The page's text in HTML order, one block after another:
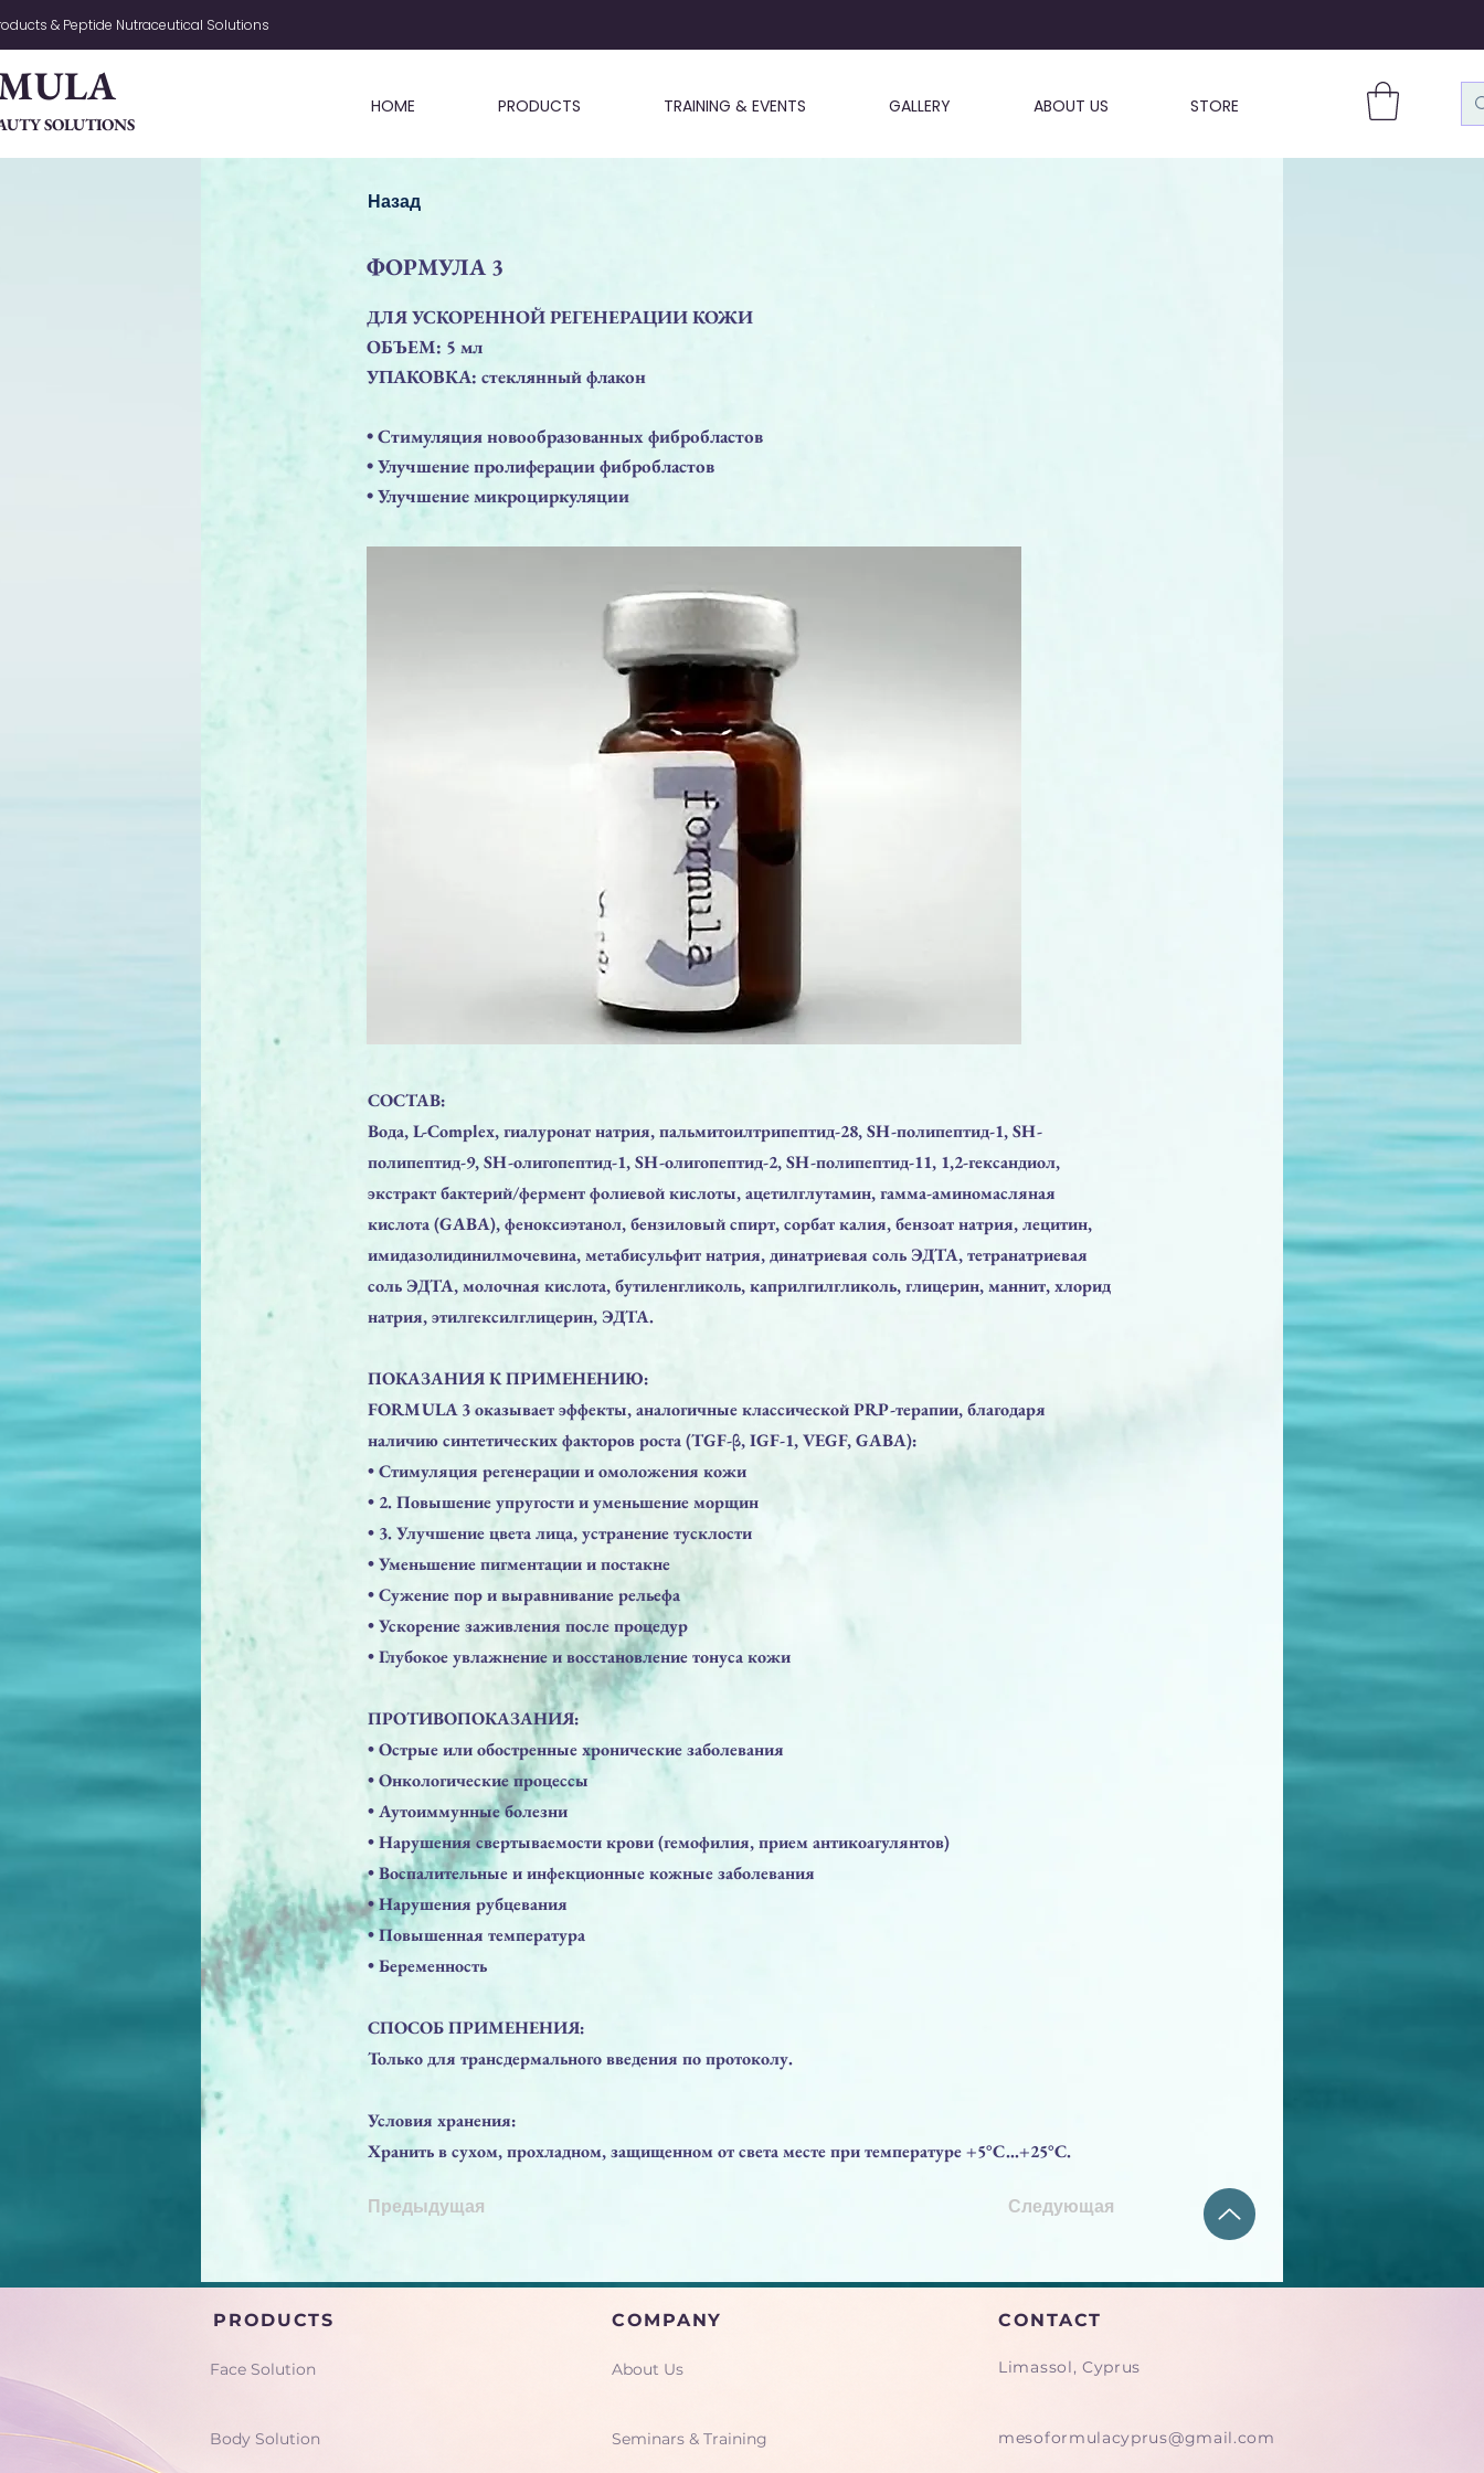
& Peptide Nutraceutical Solutions
SOLUTIONS
HOME PRODUCTS TRAINING & EVENTS GALLERY ABOUT US STORE
Назад
ФОРМУЛА 3
ДЛЯ УСКОРЕННОЙ РЕГЕНЕРАЦИИ КОЖИ
ОБЪЕМ: 5 мл
УПАКОВКА: стеклянный флакон
• Стимуляция новообразованных фибробластов
• Улучшение пролиферации фибробластов
• Улучшение микроциркуляции
СОСТАВ:
Вода, L-Complex, гиалуронат натрия, пальмитоилтрипептид-28, SH-полипептид-1, SH-
полипептид-9, SH-олигопептид-1, SH-олигопептид-2, SH-полипептид-11, 1,2-гександиол,
экстракт бактерий/фермент фолиевой кислоты, ацетилглутамин, гамма-аминомасляная
кислота (GABA), феноксиэтанол, бензиловый спирт, сорбат калия, бензоат натрия, лецитин,
имидазолидинилмочевина, метабисульфит натрия, динатриевая соль ЭДТА, тетранатриевая
соль ЭДТА, молочная кислота, бутиленгликоль, каприлгилгликоль, глицерин, маннит, хлорид
натрия, этилгексилглицерин, ЭДТА.
ПОКАЗАНИЯ К ПРИМЕНЕНИЮ:
FORMULA 3 оказывает эффекты, аналогичные классической PRP-терапии, благодаря
наличию синтетических факторов роста (TGF-β, IGF-1, VEGF, GABA):
• Стимуляция регенерации и омоложения кожи
• 2. Повышение упругости и уменьшение морщин
• 3. Улучшение цвета лица, устранение тусклости
• Уменьшение пигментации и постакне
• Сужение пор и выравнивание рельефа
• Ускорение заживления после процедур
• Глубокое увлажнение и восстановление тонуса кожи
ПРОТИВОПОКАЗАНИЯ:
• Острые или обостренные хронические заболевания
• Онкологические процессы
• Аутоиммунные болезни
• Нарушения свертываемости крови (гемофилия, прием антикоагулянтов)
• Воспалительные и инфекционные кожные заболевания
• Нарушения рубцевания
• Повышенная температура
• Беременность
СПОСОБ ПРИМЕНЕНИЯ:
Только для трансдермального введения по протоколу.
Условия хранения:
Хранить в сухом, прохладном, защищенном от света месте при температуре +5°C…+25°C.
Предыдущая Следующая
PRODUCTS
Face Solution
Body Solution
COMPANY
About Us
Seminars & Training
CONTACT
Limassol, Cyprus
mesoformulacyprus@gmail.com